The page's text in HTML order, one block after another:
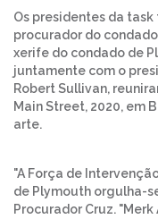
Os presidentes da
procurador do
xerife do condado de
juntamente com o
Robert Sullivan,
Main Street, 2020, em
arte.
"A Força de
de Plymouth orgulha-
Procurador Cruz.